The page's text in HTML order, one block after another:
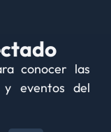
conocer las
y eventos del